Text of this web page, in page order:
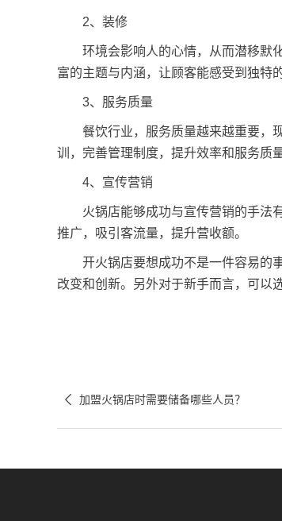
2、装修
环境会影响人的心情，从而潜移默化
富的主题与内涵，让顾客能感受到独特
3、服务质量
餐饮行业，服务质量越来越重要，现
训，完善管理制度，提升效率和服务质
4、宣传营销
火锅店能够成功与宣传营销的手法有
推广，吸引客流量，提升营收额。
开火锅店要想成功不是一件容易的事
改变和创新。另外对于新手而言，可以
 加盟火锅店时需要储备哪些人员？